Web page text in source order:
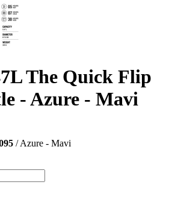
The Quick Flip
- Azure - Mavi
/ Azure - Mavi